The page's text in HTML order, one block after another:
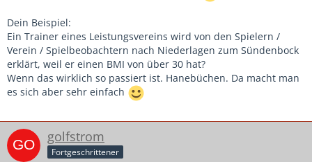
Dein Beispiel:
Ein Trainer eines Leistungsvereins wird von den Spielern /
Verein / Spielbeobachtern nach Niederlagen zum Sündenbock
erklärt, weil er einen BMI von über 30 hat?
Wenn das wirklich so passiert ist. Hanebüchen. Da macht man
es sich aber sehr einfach
golfstrom
Fortgeschrittener